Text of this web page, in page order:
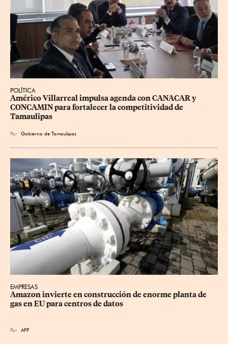
POLÍTICA
Américo Villarreal impulsa agenda con CANACAR y
CONCAMIN para fortalecer la competitividad de
Tamaulipas
Por Gobierno de Tamaulipas
EMPRESAS
Amazon invierte en construcción de enorme planta de
gas en EU para centros de datos
Por AFP